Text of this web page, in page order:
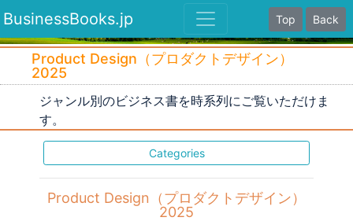
BusinessBooks.jp Top Back
Product Design（プロダクトデザイン）
2025
ジャンル別のビジネス書を時系列にご覧いただけま
す。
Categories
Product Design（プロダクトデザイン）
2025